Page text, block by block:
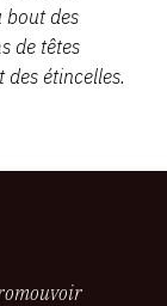
bout des
de têtes
des étincelles.